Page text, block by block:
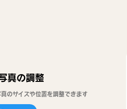
真の調整
のサイズや位置を調整できます